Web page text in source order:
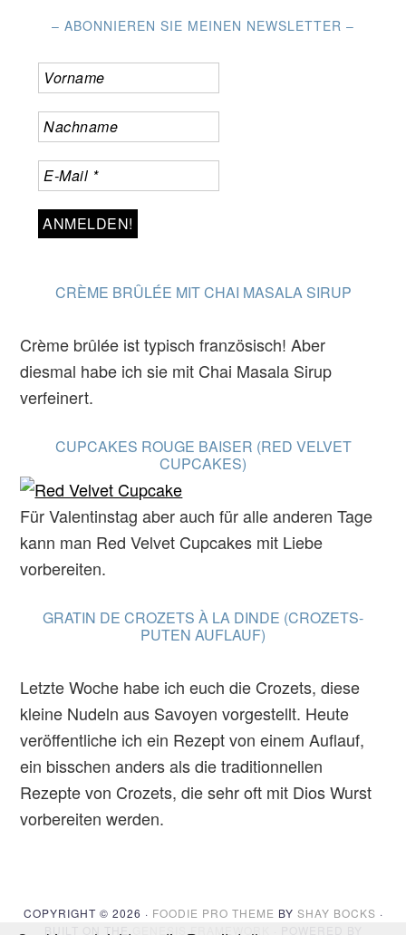
– ABONNIEREN SIE MEINEN NEWSLETTER –
CRÈME BRÛLÉE MIT CHAI MASALA SIRUP
Crème brûlée ist typisch französisch! Aber
diesmal habe ich sie mit Chai Masala Sirup
verfeinert.
CUPCAKES ROUGE BAISER (RED VELVET
CUPCAKES)
Für Valentinstag aber auch für alle anderen Tage
kann man Red Velvet Cupcakes mit Liebe
vorbereiten.
GRATIN DE CROZETS À LA DINDE (CROZETS-
PUTEN AUFLAUF)
Letzte Woche habe ich euch die Crozets, diese
kleine Nudeln aus Savoyen vorgestellt. Heute
veröffentliche ich ein Rezept von einem Auflauf,
ein bisschen anders als die traditionnellen
Rezepte von Crozets, die sehr oft mit Dios Wurst
vorbereiten werden.
COPYRIGHT © 2026 · FOODIE PRO THEME BY SHAY BOCKS ·
BUILT ON THE GENESIS FRAMEWORK